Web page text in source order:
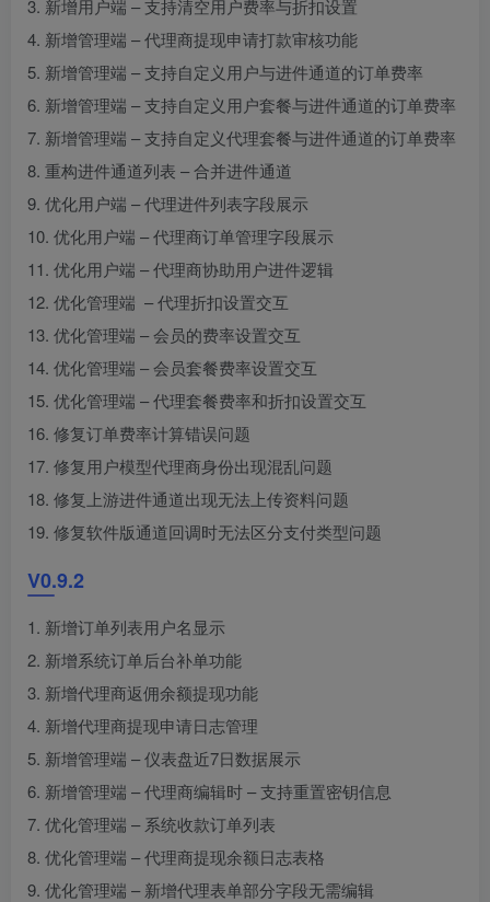
3. 新增用户端 – 支持清空用户费率与折扣设置
4. 新增管理端 – 代理商提现申请打款审核功能
5. 新增管理端 – 支持自定义用户与进件通道的订单费率
6. 新增管理端 – 支持自定义用户套餐与进件通道的订单费率
7. 新增管理端 – 支持自定义代理套餐与进件通道的订单费率
8. 重构进件通道列表 – 合并进件通道
9. 优化用户端 – 代理进件列表字段展示
10. 优化用户端 – 代理商订单管理字段展示
11. 优化用户端 – 代理商协助用户进件逻辑
12. 优化管理端 – 代理折扣设置交互
13. 优化管理端 – 会员的费率设置交互
14. 优化管理端 – 会员套餐费率设置交互
15. 优化管理端 – 代理套餐费率和折扣设置交互
16. 修复订单费率计算错误问题
17. 修复用户模型代理商身份出现混乱问题
18. 修复上游进件通道出现无法上传资料问题
19. 修复软件版通道回调时无法区分支付类型问题
V0.9.2
1. 新增订单列表用户名显示
2. 新增系统订单后台补单功能
3. 新增代理商返佣余额提现功能
4. 新增代理商提现申请日志管理
5. 新增管理端 – 仪表盘近7日数据展示
6. 新增管理端 – 代理商编辑时 – 支持重置密钥信息
7. 优化管理端 – 系统收款订单列表
8. 优化管理端 – 代理商提现余额日志表格
9. 优化管理端 – 新增代理表单部分字段无需编辑